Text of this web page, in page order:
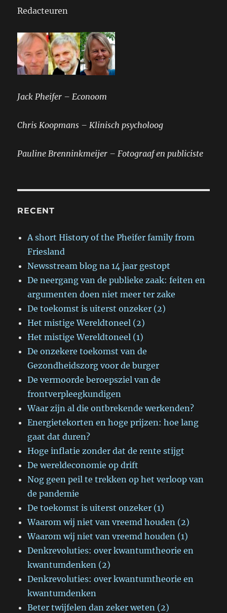
Redacteuren
Jack Pheifer – Econoom
Chris Koopmans – Klinisch psycholoog
Pauline Brenninkmeijer – Fotograaf en publiciste
RECENT
A short History of the Pheifer family from
Friesland
Newsstream blog na 14 jaar gestopt
De neergang van de publieke zaak: feiten en
argumenten doen niet meer ter zake
De toekomst is uiterst onzeker (2)
Het mistige Wereldtoneel (2)
Het mistige Wereldtoneel (1)
De onzekere toekomst van de
Gezondheidszorg voor de burger
De vermoorde beroepsziel van de
frontverpleegkundigen
Waar zijn al die ontbrekende werkenden?
Energietekorten en hoge prijzen: hoe lang
gaat dat duren?
Hoge inflatie zonder dat de rente stijgt
De wereldeconomie op drift
Nog geen peil te trekken op het verloop van
de pandemie
De toekomst is uiterst onzeker (1)
Waarom wij niet van vreemd houden (2)
Waarom wij niet van vreemd houden (1)
Denkrevoluties: over kwantumtheorie en
kwantumdenken (2)
Denkrevoluties: over kwantumtheorie en
kwantumdenken
Beter twijfelen dan zeker weten (2)